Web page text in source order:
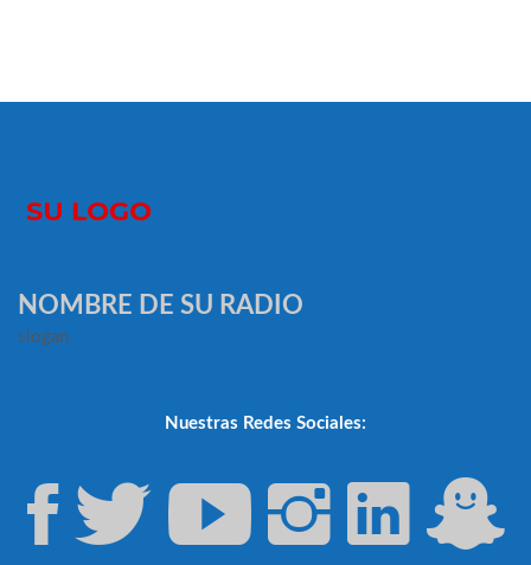
NOMBRE DE SU RADIO
slogan
Nuestras Redes Sociales: